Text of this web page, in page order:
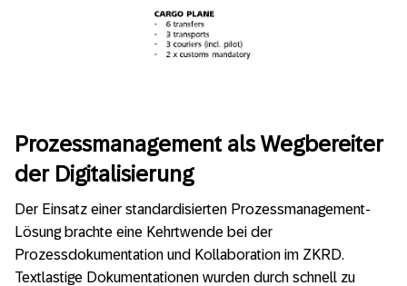
Prozessmanagement als Wegbereiter
der Digitalisierung
Der Einsatz einer standardisierten Prozessmanagement-
Lösung brachte eine Kehrtwende bei der
Prozessdokumentation und Kollaboration im ZKRD.
Textlastige Dokumentationen wurden durch schnell zu